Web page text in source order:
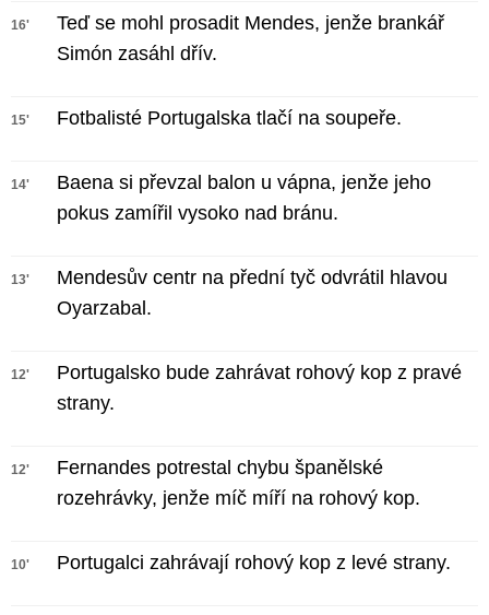
16'
Teď se mohl prosadit Mendes, jenže brankář
Simón zasáhl dřív.
15' Fotbalisté Portugalska tlačí na soupeře.
14'
Baena si převzal balon u vápna, jenže jeho
pokus zamířil vysoko nad bránu.
13'
Mendesův centr na přední tyč odvrátil hlavou
Oyarzabal.
12'
Portugalsko bude zahrávat rohový kop z pravé
strany.
12'
Fernandes potrestal chybu španělské
rozehrávky, jenže míč míří na rohový kop.
10' Portugalci zahrávají rohový kop z levé strany.